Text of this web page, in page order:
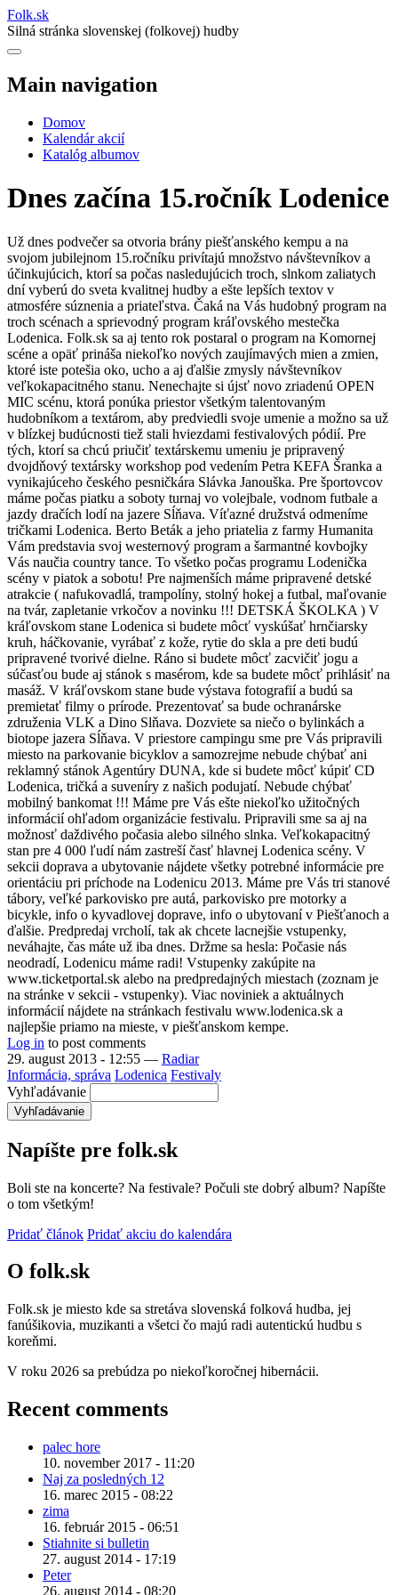
Folk.sk
Silná stránka slovenskej (folkovej) hudby
Main navigation
Domov
Kalendár akcií
Katalóg albumov
Dnes začína 15.ročník Lodenice
Už dnes podvečer sa otvoria brány piešťanského kempu a na
svojom jubilejnom 15.ročníku privítajú množstvo návštevníkov a
účinkujúcich, ktorí sa počas nasledujúcich troch, slnkom zaliatych
dní vyberú do sveta kvalitnej hudby a ešte lepších textov v
atmosfére súznenia a priateľstva. Čaká na Vás hudobný program na
troch scénach a sprievodný program kráľovského mestečka
Lodenica. Folk.sk sa aj tento rok postaral o program na Komornej
scéne a opäť prináša niekoľko nových zaujímavých mien a zmien,
ktoré iste potešia oko, ucho a aj ďalšie zmysly návštevníkov
veľkokapacitného stanu. Nenechajte si újsť novo zriadenú OPEN
MIC scénu, ktorá ponúka priestor všetkým talentovaným
hudobníkom a textárom, aby predviedli svoje umenie a možno sa už
v blízkej budúcnosti tiež stali hviezdami festivalových pódií. Pre
tých, ktorí sa chcú priučiť textárskemu umeniu je pripravený
dvojdňový textársky workshop pod vedením Petra KEFA Šranka a
vynikajúceho českého pesničkára Slávka Janouška. Pre športovcov
máme počas piatku a soboty turnaj vo volejbale, vodnom futbale a
jazdy dračích lodí na jazere Sĺňava. Víťazné družstvá odmeníme
tričkami Lodenica. Berto Beták a jeho priatelia z farmy Humanita
Vám predstavia svoj westernový program a šarmantné kovbojky
Vás naučia country tance. To všetko počas programu Lodenička
scény v piatok a sobotu! Pre najmenších máme pripravené detské
atrakcie ( nafukovadlá, trampolíny, stolný hokej a futbal, maľovanie
na tvár, zapletanie vrkočov a novinku !!! DETSKÁ ŠKOLKA ) V
kráľovskom stane Lodenica si budete môcť vyskúšať hrnčiarsky
kruh, háčkovanie, vyrábať z kože, rytie do skla a pre deti budú
pripravené tvorivé dielne. Ráno si budete môcť zacvičiť jogu a
súčasťou bude aj stánok s masérom, kde sa budete môcť prihlásiť na
masáž. V kráľovskom stane bude výstava fotografií a budú sa
premietať filmy o prírode. Prezentovať sa bude ochranárske
združenia VLK a Dino Slňava. Dozviete sa niečo o bylinkách a
biotope jazera Sĺňava. V priestore campingu sme pre Vás pripravili
miesto na parkovanie bicyklov a samozrejme nebude chýbať ani
reklamný stánok Agentúry DUNA, kde si budete môcť kúpiť CD
Lodenica, tričká a suveníry z našich podujatí. Nebude chýbať
mobilný bankomat !!! Máme pre Vás ešte niekoľko užitočných
informácií ohľadom organizácie festivalu. Pripravili sme sa aj na
možnosť daždivého počasia alebo silného slnka. Veľkokapacitný
stan pre 4 000 ľudí nám zastreší časť hlavnej Lodenica scény. V
sekcii doprava a ubytovanie nájdete všetky potrebné informácie pre
orientáciu pri príchode na Lodenicu 2013. Máme pre Vás tri stanové
tábory, veľké parkovisko pre autá, parkovisko pre motorky a
bicykle, info o kyvadlovej doprave, info o ubytovaní v Piešťanoch a
ďalšie. Predpredaj vrcholí, tak ak chcete lacnejšie vstupenky,
neváhajte, čas máte už iba dnes. Držme sa hesla: Počasie nás
neodradí, Lodenicu máme radi! Vstupenky zakúpite na
www.ticketportal.sk alebo na predpredajných miestach (zoznam je
na stránke v sekcii - vstupenky). Viac noviniek a aktuálnych
informácií nájdete na stránkach festivalu www.lodenica.sk a
najlepšie priamo na mieste, v piešťanskom kempe.
Log in to post comments
29. august 2013 - 12:55 — Radiar
Informácia, správa Lodenica Festivaly
Vyhľadávanie
Napíšte pre folk.sk
Boli ste na koncerte? Na festivale? Počuli ste dobrý album? Napíšte
o tom všetkým!
Pridať článok Pridať akciu do kalendára
O folk.sk
Folk.sk je miesto kde sa stretáva slovenská folková hudba, jej
fanúšikovia, muzikanti a všetci čo majú radi autentickú hudbu s
koreňmi.
V roku 2026 sa prebúdza po niekoľkoročnej hibernácii.
Recent comments
palec hore
10. november 2017 - 11:20
Naj za posledných 12
16. marec 2015 - 08:22
zima
16. február 2015 - 06:51
Stiahnite si bulletin
27. august 2014 - 17:19
Peter
26. august 2014 - 08:20